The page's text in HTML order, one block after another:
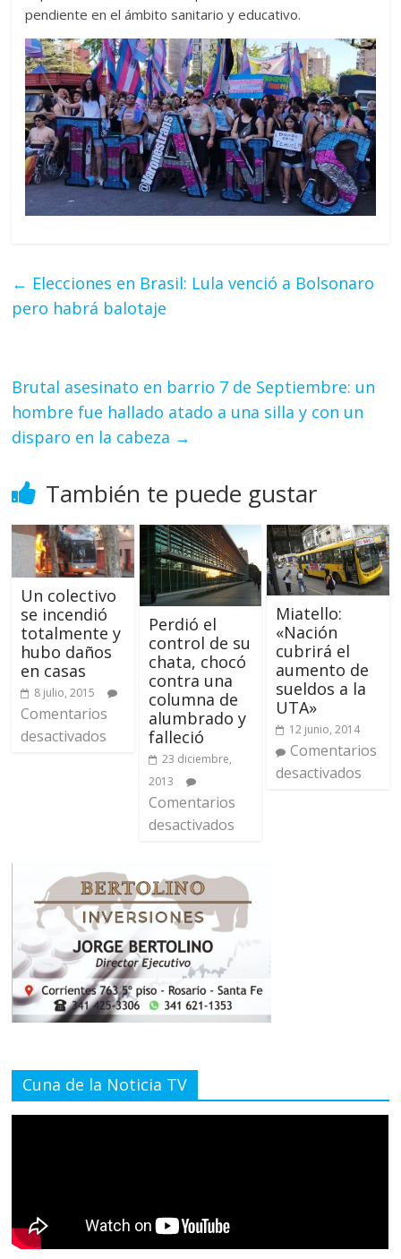
pendiente en el ámbito sanitario y educativo.
← Elecciones en Brasil: Lula venció a Bolsonaro
pero habrá balotaje
Brutal asesinato en barrio 7 de Septiembre: un
hombre fue hallado atado a una silla y con un
disparo en la cabeza →
También te puede gustar
Un colectivo
se incendió
totalmente y
hubo daños
en casas
8 julio, 2015
Comentarios
desactivados
Perdió el
control de su
chata, chocó
contra una
columna de
alumbrado y
falleció
23 diciembre,
2013
Comentarios
desactivados
Miatello:
«Nación
cubrirá el
aumento de
sueldos a la
UTA»
12 junio, 2014
Comentarios
desactivados
Cuna de la Noticia TV